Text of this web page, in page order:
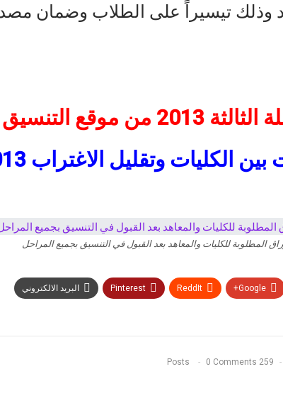
وذلك تيسيراً على الطلاب وضمان
موقع التنسيق
بين الكليات وتقليل الاغتراب 2013
المطلوبة للكليات والمعاهد بعد القبول في التنسيق بجميع المراحل
Google+
ReddIt
Pinterest البريد الالكتروني
259 Posts
0 Comments